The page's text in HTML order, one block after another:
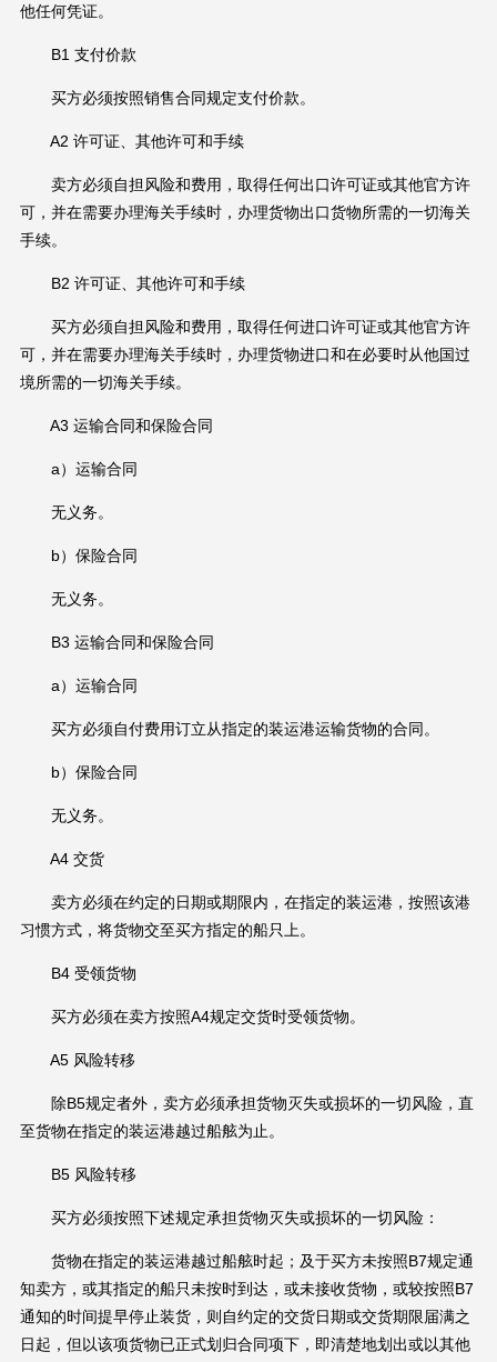
他任何凭证。
B1 支付价款
买方必须按照销售合同规定支付价款。
A2 许可证、其他许可和手续
卖方必须自担风险和费用，取得任何出口许可证或其他官方许
可，并在需要办理海关手续时，办理货物出口货物所需的一切海关
手续。
B2 许可证、其他许可和手续
买方必须自担风险和费用，取得任何进口许可证或其他官方许
可，并在需要办理海关手续时，办理货物进口和在必要时从他国过
境所需的一切海关手续。
A3 运输合同和保险合同
a）运输合同
无义务。
b）保险合同
无义务。
B3 运输合同和保险合同
a）运输合同
买方必须自付费用订立从指定的装运港运输货物的合同。
b）保险合同
无义务。
A4 交货
卖方必须在约定的日期或期限内，在指定的装运港，按照该港
习惯方式，将货物交至买方指定的船只上。
B4 受领货物
买方必须在卖方按照A4规定交货时受领货物。
A5 风险转移
除B5规定者外，卖方必须承担货物灭失或损坏的一切风险，直
至货物在指定的装运港越过船舷为止。
B5 风险转移
买方必须按照下述规定承担货物灭失或损坏的一切风险：
货物在指定的装运港越过船舷时起；及于买方未按照B7规定通
知卖方，或其指定的船只未按时到达，或未接收货物，或较按照B7
通知的时间提早停止装货，则自约定的交货日期或交货期限届满之
日起，但以该项货物已正式划归合同项下，即清楚地划出或以其他